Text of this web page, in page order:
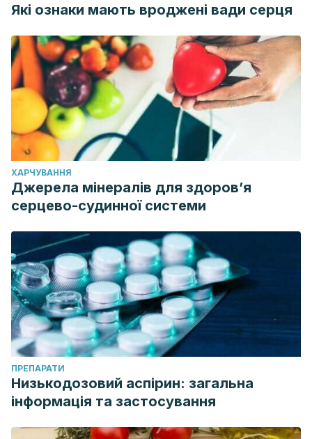
Які ознаки мають вроджені вади серця
ХАРЧУВАННЯ
Джерела мінералів для здоров’я
серцево-судинної системи
ПРЕПАРАТИ
Низькодозовий аспірин: загальна
інформація та застосування